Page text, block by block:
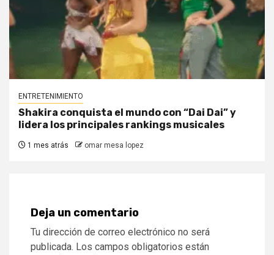
ENTRETENIMIENTO
Shakira conquista el mundo con “Dai Dai” y
lidera los principales rankings musicales
1 mes atrás omar mesa lopez
Deja un comentario
Tu dirección de correo electrónico no será
publicada. Los campos obligatorios están